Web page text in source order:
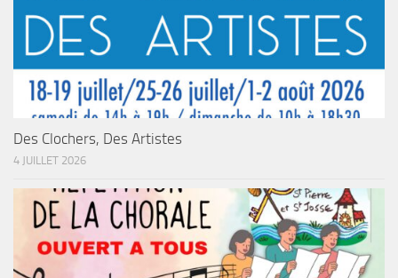
Des Clochers, Des Artistes
4 JUILLET 2026